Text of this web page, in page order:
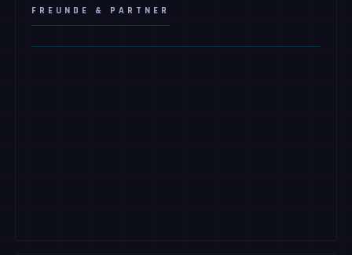
FREUNDE & PARTNER